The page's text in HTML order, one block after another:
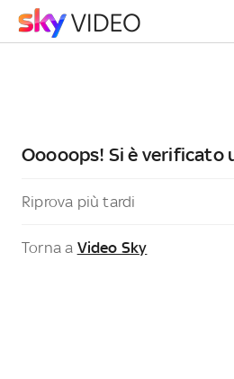
Ooooops! Si è verificato
Riprova più tardi
Torna a Video Sky